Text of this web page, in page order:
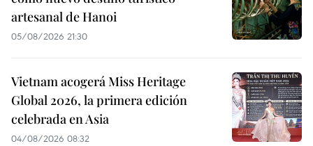
artesanal de Hanoi
05/08/2026 21:30
Vietnam acogerá Miss Heritage
Global 2026, la primera edición
celebrada en Asia
04/08/2026 08:32